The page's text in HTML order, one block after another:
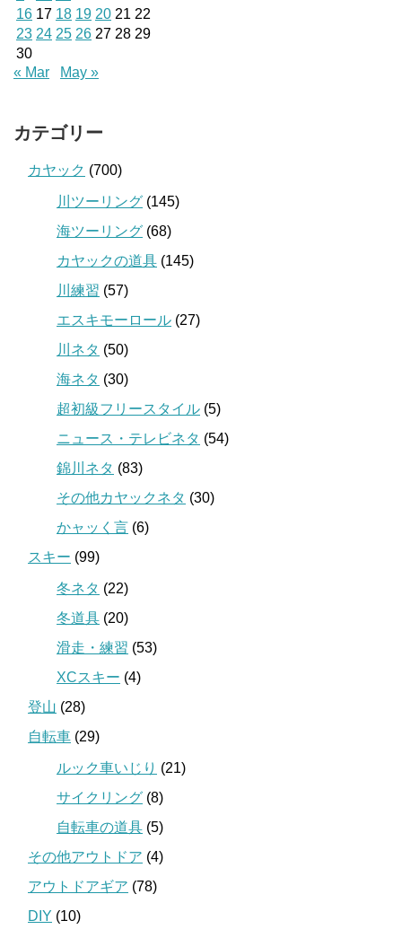
16 17 18 19 20 21 22
23 24 25 26 27 28 29
30
« Mar
May »
カテゴリー
カヤック (700)
川ツーリング (145)
海ツーリング (68)
カヤックの道具 (145)
川練習 (57)
エスキモーロール (27)
川ネタ (50)
海ネタ (30)
超初級フリースタイル (5)
ニュース・テレビネタ (54)
錦川ネタ (83)
その他カヤックネタ (30)
かャッく言 (6)
スキー (99)
冬ネタ (22)
冬道具 (20)
滑走・練習 (53)
XCスキー (4)
登山 (28)
自転車 (29)
ルック車いじり (21)
サイクリング (8)
自転車の道具 (5)
その他アウトドア (4)
アウトドアギア (78)
DIY (10)